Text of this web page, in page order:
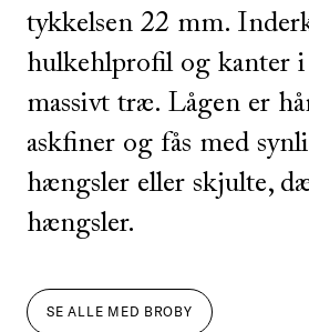
tykkelsen 22 mm.
hulkehlprofil og kanter
massivt træ. Lågen er
askfiner og fås med
hængsler eller skjulte,
hængsler.
SE ALLE MED BROBY